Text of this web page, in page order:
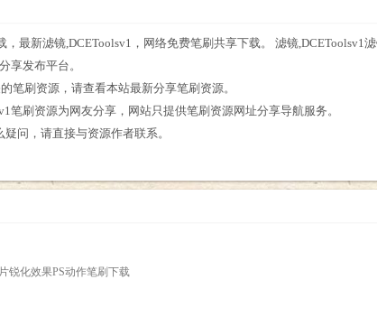
最新滤镜,DCEToolsv1，网络免费笔刷共享下载。 滤镜,DCEToolsv1
享发布平台。
笔刷资源，请查看本站最新分享笔刷资源。
笔刷资源为网友分享，网站只提供笔刷资源网址分享导航服务。
问，请直接与资源作者联系。
锐化效果PS动作笔刷下载